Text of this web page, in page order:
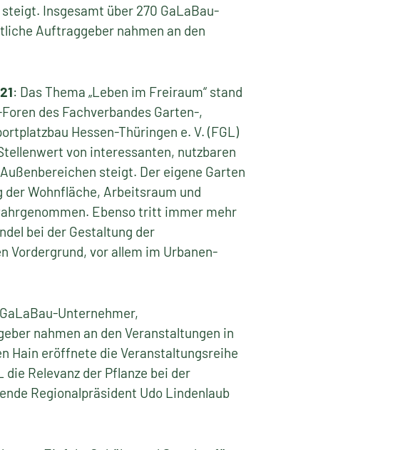
Insgesamt über 270 GaLaBau-
Auftraggeber nahmen an den
: Das Thema „Leben im Freiraum“ stand
des Fachverbandes Garten-,
Hessen-Thüringen e. V. (FGL)
von interessanten, nutzbaren
steigt. Der eigene Garten
Wohnfläche, Arbeitsraum und
Ebenso tritt immer mehr
bei der Gestaltung der
Vordergrund, vor allem im Urbanen-
Unternehmer,
nahmen an den Veranstaltungen in
Hain eröffnete die Veranstaltungsreihe
Relevanz der Pflanze bei der
Regionalpräsident Udo Lindenlaub